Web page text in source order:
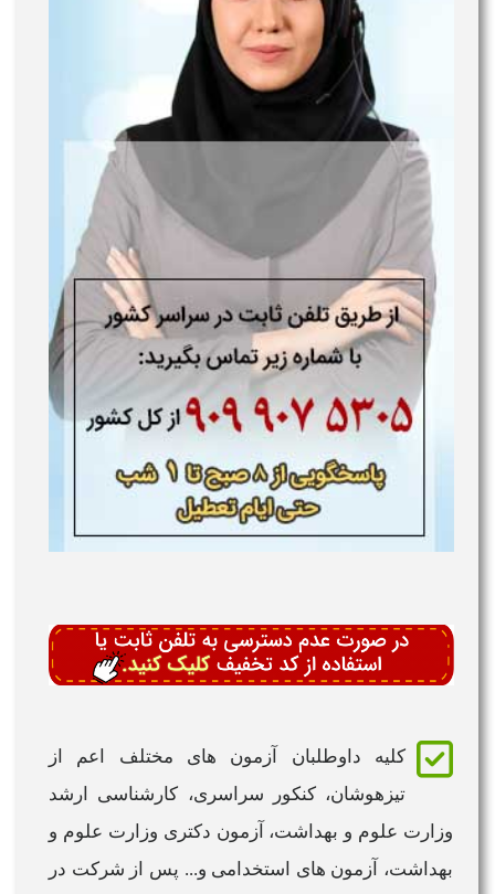
کلیه داوطلبان آزمون های مختلف اعم از
تیزهوشان،کنکور سراسری، کارشناسی ارشد
وزارت علوم و بهداشت، آزمون دکتری وزارت علوم و
بهداشت، آزمون های استخدامی و... پس از شرکت در